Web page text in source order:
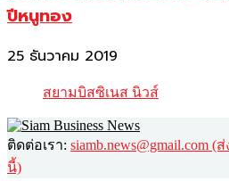
ปีหนูทอง
25 ธันวาคม 2019
สยามบิสซิเนส นิวส์
ติดต่อเรา:
นี้)